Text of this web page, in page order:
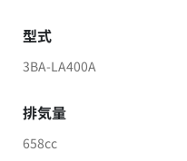
型式
3BA-LA400A
排気量
658cc